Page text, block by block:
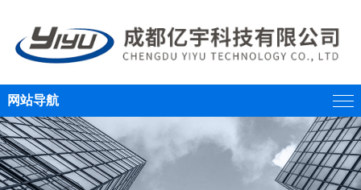
网站导航